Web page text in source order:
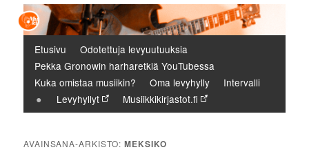
Päävalikko
Etusivu
Odotettuja levyuutuuksia
Pekka Gronowin harharetkiä YouTubessa
Kuka omistaa musiikin?
Oma levyhylly
Intervalli
Levyhyllyt
Musiikkikirjastot.fi
AVAINSANA-ARKISTO:MEKSIKO